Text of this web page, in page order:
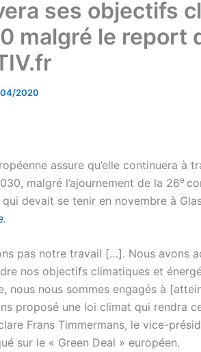
ses objectifs
malgré le report
2020
assure qu’elle continuera à
malgré l’ajournement de la 26e
qui devait se tenir en novembre à
.
pas notre travail […]. Nous avons
nos objectifs climatiques et
nous nous sommes engagés à
proposé une loi climat qui rendra
Frans Timmermans, le vice-
sur le « Green Deal » européen.